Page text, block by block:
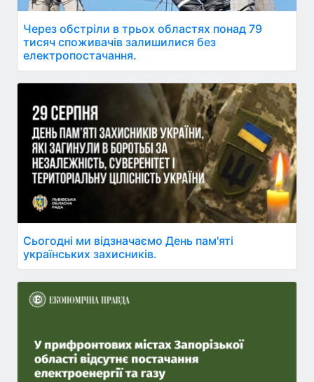
Через обстріли в трьох областях понад 79
тисяч споживачів залишилися без
електропостачання.
Сьогодні ми відзначаємо День пам'яті
українських захисників.